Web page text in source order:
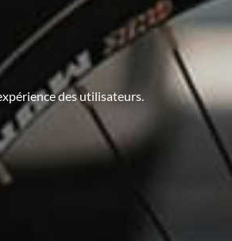
des utilisateurs.